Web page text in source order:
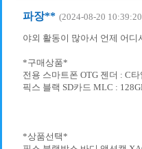
파장** (2024-08-20
야외 활동이 많아서 언제 어
*구매상품*
전용 스마트폰 OTG 젠더 : C타
픽스 블랙 SD카드 MLC :
*상품선택*